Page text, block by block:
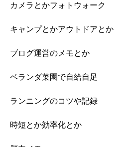
カメラとかフォトウォーク
キャンプとかアウトドアとか
ブログ運営のメモとか
ベランダ菜園で自給自足
ランニングのコツや記録
時短とか効率化とか